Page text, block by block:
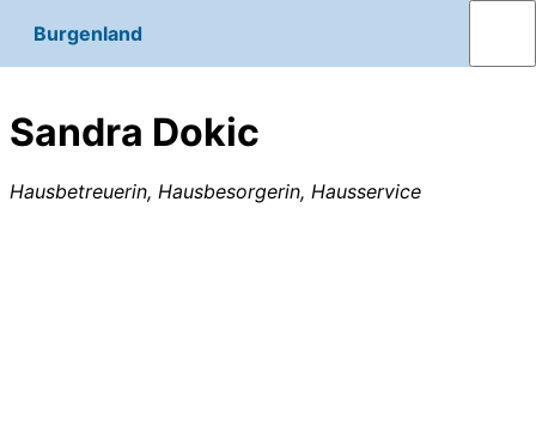
Burgenland
Sandra Dokic
Hausbetreuerin, Hausbesorgerin, Hausservice